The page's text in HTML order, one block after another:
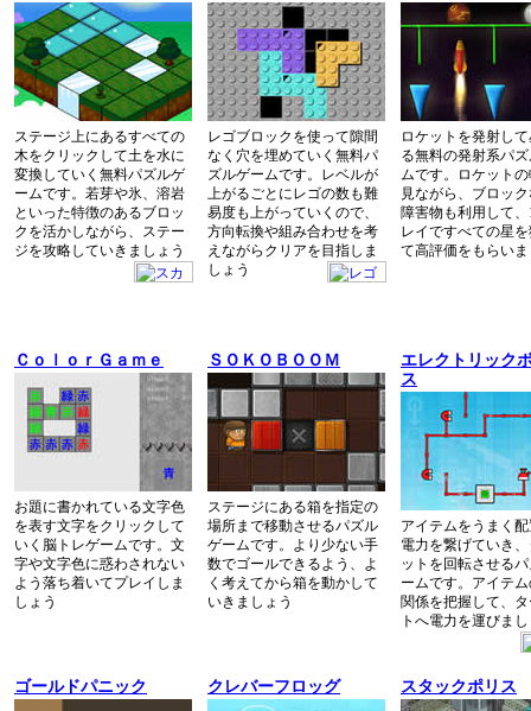
ステージ上にあるすべての
木をクリックして土を水に
変換していく無料パズルゲ
ームです。若芽や氷、溶岩
といった特徴のあるブロッ
クを活かしながら、ステー
ジを攻略していきましょう
レゴブロックを使って隙間
なく穴を埋めていく無料パ
ズルゲームです。レベルが
上がるごとにレゴの数も難
易度も上がっていくので、
方向転換や組み合わせを考
えながらクリアを目指しま
しょう
ロケットを発射し
る無料の発射系パ
ムです。ロケット
見ながら、ブロッ
障害物も利用して
レイですべての星
て高評価をもらい
ＣｏｌｏｒＧａｍｅ
お題に書かれている文字色
を表す文字をクリックして
いく脳トレゲームです。文
字や文字色に惑わされない
よう落ち着いてプレイしま
しょう
ＳＯＫＯＢＯＯＭ
ステージにある箱を指定の
場所まで移動させるパズル
ゲームです。より少ない手
数でゴールできるよう、よ
く考えてから箱を動かして
いきましょう
エレクトリック
ス
アイテムをうまく
電力を繋げていき
ットを回転させる
ームです。アイテ
関係を把握して、
トへ電力を運びま
ゴールドパニック クレバーフロッグ スタックポリス